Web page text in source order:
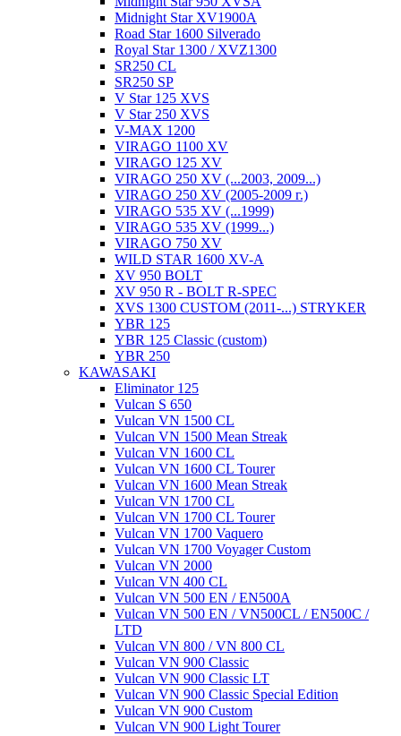
Midnight Star XV1900A
Road Star 1600 Silverado
Royal Star 1300 / XVZ1300
SR250 CL
SR250 SP
V Star 125 XVS
V Star 250 XVS
V-MAX 1200
VIRAGO 1100 XV
VIRAGO 125 XV
VIRAGO 250 XV (...2003, 2009...)
VIRAGO 250 XV (2005-2009 г.)
VIRAGO 535 XV (...1999)
VIRAGO 535 XV (1999...)
VIRAGO 750 XV
WILD STAR 1600 XV-A
XV 950 BOLT
XV 950 R - BOLT R-SPEC
XVS 1300 CUSTOM (2011-...) STRYKER
YBR 125
YBR 125 Classic (custom)
YBR 250
KAWASAKI
Eliminator 125
Vulcan S 650
Vulcan VN 1500 CL
Vulcan VN 1500 Mean Streak
Vulcan VN 1600 CL
Vulcan VN 1600 CL Tourer
Vulcan VN 1600 Mean Streak
Vulcan VN 1700 CL
Vulcan VN 1700 CL Tourer
Vulcan VN 1700 Vaquero
Vulcan VN 1700 Voyager Custom
Vulcan VN 2000
Vulcan VN 400 CL
Vulcan VN 500 EN / EN500A
Vulcan VN 500 EN / VN500CL / EN500C /
LTD
Vulcan VN 800 / VN 800 CL
Vulcan VN 900 Classic
Vulcan VN 900 Classic LT
Vulcan VN 900 Classic Special Edition
Vulcan VN 900 Custom
Vulcan VN 900 Light Tourer